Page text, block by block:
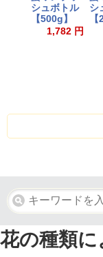
シュボトル
【500g】
1,782 円
シ
花の種類